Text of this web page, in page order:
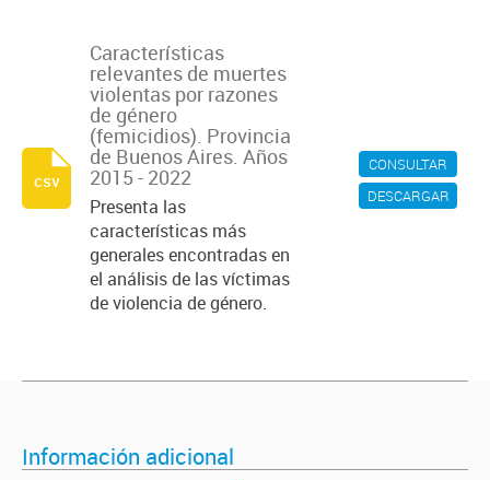
CONSULTAR
DESCARGAR
Características
relevantes de muertes
violentas por razones
de género
(femicidios). Provincia
de Buenos Aires. Años
2015 - 2022
Presenta las
características más
generales encontradas en
el análisis de las víctimas
de violencia de género.
csv
Información adicional